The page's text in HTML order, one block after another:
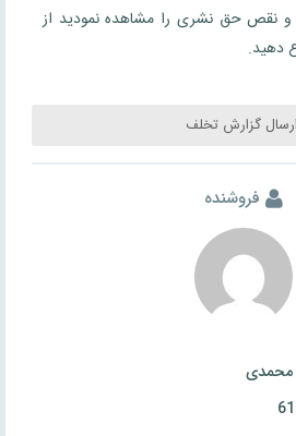
نقص حق نشری را مشاهده نمودید از
دهید.
ارسال گزارش تخلف
فروشنده
محمدی